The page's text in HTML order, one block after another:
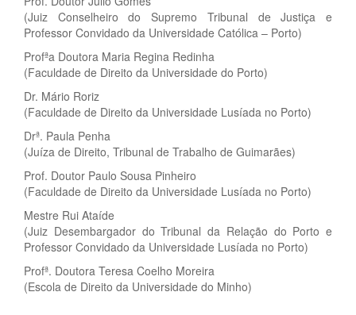
(Juiz Conselheiro do Supremo Tribunal de Justiça e
Professor Convidado da Universidade Católica – Porto)
Profªa Doutora Maria Regina Redinha
(Faculdade de Direito da Universidade do Porto)
Dr. Mário Roriz
(Faculdade de Direito da Universidade Lusíada no Porto)
Drª. Paula Penha
(Juíza de Direito, Tribunal de Trabalho de Guimarães)
Prof. Doutor Paulo Sousa Pinheiro
(Faculdade de Direito da Universidade Lusíada no Porto)
Mestre Rui Ataíde
(Juiz Desembargador do Tribunal da Relação do Porto e
Professor Convidado da Universidade Lusíada no Porto)
Profª. Doutora Teresa Coelho Moreira
(Escola de Direito da Universidade do Minho)